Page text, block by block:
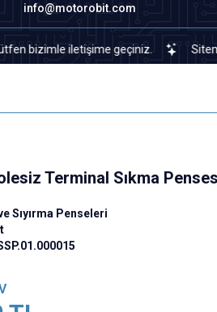
info@motorobit.com
iletişime geçiniz. Sitemizde
Terminal Sıkma
Sıyırma Penseleri